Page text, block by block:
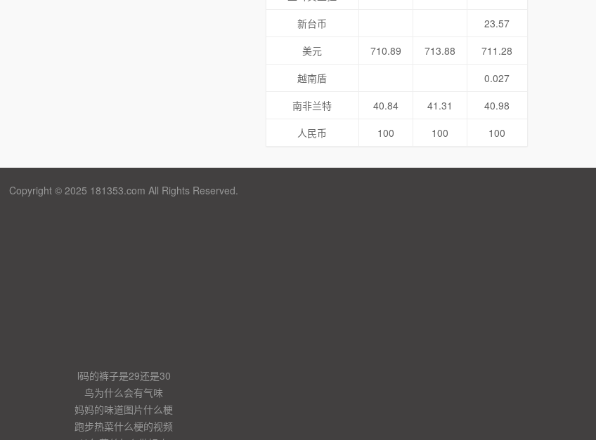
新台币
23.57
美元
710.89 713.88
711.28
越南盾
0.027
南非兰特
40.84 41.31
40.98
人民币
100 100 100
Copyright © 2025 181353.com All Rights Reserved.
l码的裤子是29还是30
鸟为什么会有气味
妈妈的味道图片什么梗
跑步热菜什么梗的视频